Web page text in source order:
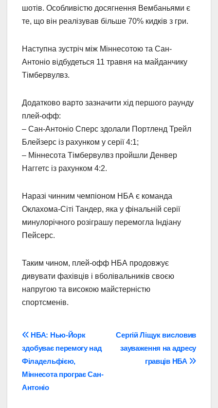
шотів. Особливістю досягнення Вембаньями є
те, що він реалізував більше 70% кидків з гри.
Наступна зустріч між Міннесотою та Сан-
Антоніо відбудеться 11 травня на майданчику
Тімбервулвз.
Додатково варто зазначити хід першого раунду
плей-офф:
– Сан-Антоніо Сперс здолали Портленд Трейл
Блейзерс із рахунком у серії 4:1;
– Міннесота Тімбервулвз пройшли Денвер
Наггетс із рахунком 4:2.
Наразі чинним чемпіоном НБА є команда
Оклахома-Сіті Тандер, яка у фінальній серії
минулорічного розіграшу перемогла Індіану
Пейсерс.
Таким чином, плей-офф НБА продовжує
дивувати фахівців і вболівальників своєю
напругою та високою майстерністю
спортсменів.
Навігація
записів
Сергій Ліщук висловив
зауваження на адресу
гравців НБА
НБА: Нью-Йорк
здобуває перемогу над
Філадельфією,
Міннесота програє Сан-
Антоніо